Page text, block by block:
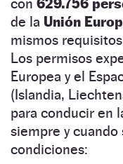
con 629.756
de la Unión
mismos
Los permisos
Europea y el
(Islandia,
para conducir en
siempre y
condiciones: